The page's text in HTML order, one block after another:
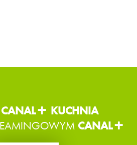
CANAL+ KUCHNIA
CANAL+